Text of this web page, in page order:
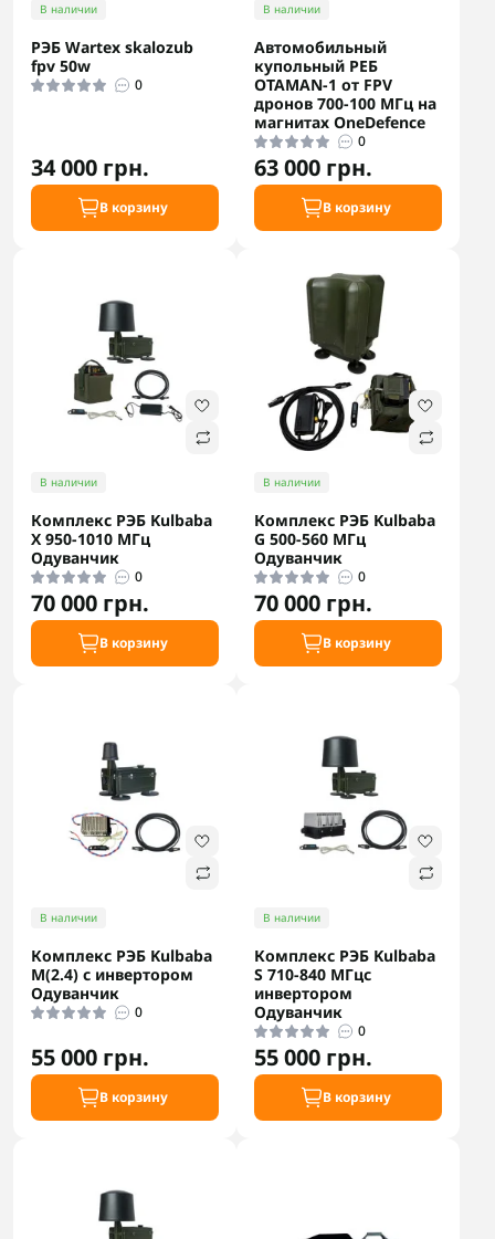
В наличии
РЭБ Wartex skalozub
fpv 50w
0
34 000 грн.
В корзину
В наличии
Автомобильный
купольный РЕБ
OTAMAN-1 от FPV
дронов 700-100 МГц на
магнитах OneDefence
0
63 000 грн.
В корзину
В наличии
Комплекс РЭБ Kulbaba
X 950-1010 МГц
Одуванчик
0
70 000 грн.
В корзину
В наличии
Комплекс РЭБ Kulbaba
G 500-560 МГц
Одуванчик
0
70 000 грн.
В корзину
В наличии
Комплекс РЭБ Kulbaba
M(2.4) с инвертором
Одуванчик
0
55 000 грн.
В корзину
В наличии
Комплекс РЭБ Kulbaba
S 710-840 МГцс
инвертором
Одуванчик
0
55 000 грн.
В корзину